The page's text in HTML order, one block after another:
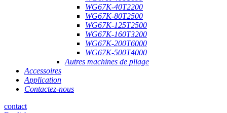
WG67K-40T2200
WG67K-80T2500
WG67K-125T2500
WG67K-160T3200
WG67K-200T6000
WG67K-500T4000
Autres machines de pliage
Accessoires
Application
Contactez-nous
contact